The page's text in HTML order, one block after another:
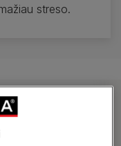
streso.
elgesio: